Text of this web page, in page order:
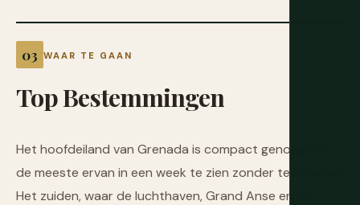
WAAR TE GAAN
TopBestemmingen
Het hoofdeiland van Grenada is compact genoeg om
de meeste ervan in een week te zien zonder te haasten.
Het zuiden, waar de luchthaven, Grand Anse en St.